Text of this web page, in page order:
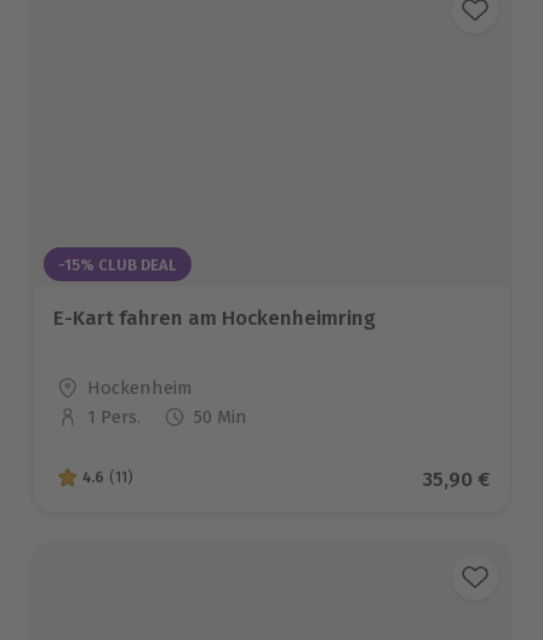
-15% CLUB DEAL
E-Kart fahren am Hockenheimring
Standort
Hockenheim
Anzahl der Teilnehmer
1 Pers. 50 Min
4.6 von 5 Sternen basierend auf 11 Bewertungen
4.6 (11) Aktueller
35,90 €